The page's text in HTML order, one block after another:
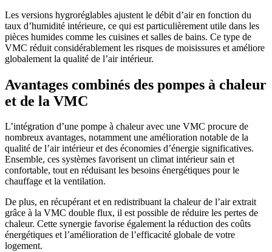
Les versions hygroréglables ajustent le débit d’air en fonction du
taux d’humidité intérieure, ce qui est particulièrement utile dans les
pièces humides comme les cuisines et salles de bains. Ce type de
VMC réduit considérablement les risques de moisissures et améliore
globalement la qualité de l’air intérieur.
Avantages combinés des pompes à chaleur
et de la VMC
L’intégration d’une pompe à chaleur avec une VMC procure de
nombreux avantages, notamment une amélioration notable de la
qualité de l’air intérieur et des économies d’énergie significatives.
Ensemble, ces systèmes favorisent un climat intérieur sain et
confortable, tout en réduisant les besoins énergétiques pour le
chauffage et la ventilation.
De plus, en récupérant et en redistribuant la chaleur de l’air extrait
grâce à la VMC double flux, il est possible de réduire les pertes de
chaleur. Cette synergie favorise également la réduction des coûts
énergétiques et l’amélioration de l’efficacité globale de votre
logement.